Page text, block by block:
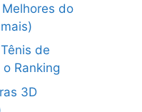
do
de
Ranking
3D